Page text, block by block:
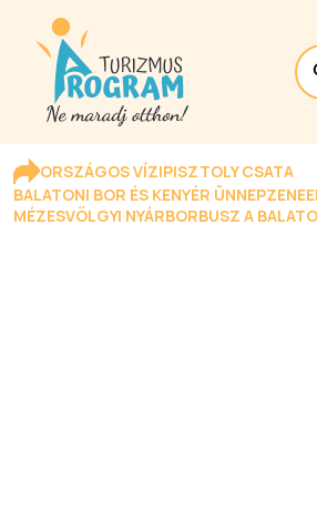
ORSZÁGOS VÍZIPISZTOLY CSATA
BALATONI BOR ÉS KENYÉR ÜNNEP
MÉZESVÖLGYI NYÁRBORBUSZ A